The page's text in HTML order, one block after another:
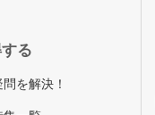
る
を解決！